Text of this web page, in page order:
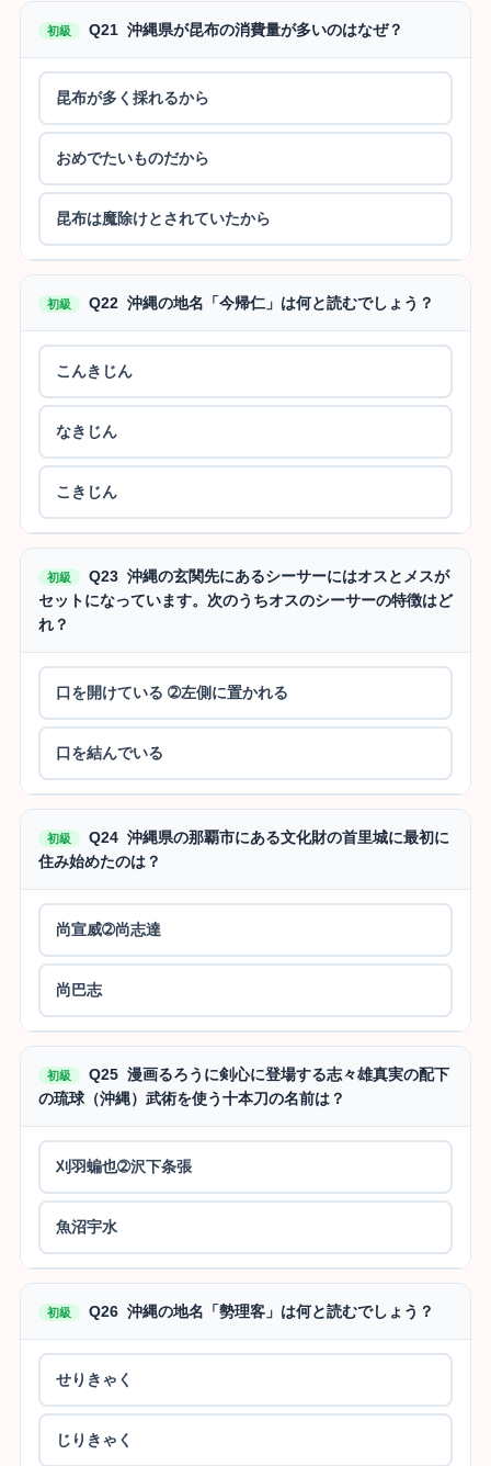
初級 Q21 沖縄県が昆布の消費量が多いのはなぜ？
昆布が多く採れるから
おめでたいものだから
昆布は魔除けとされていたから
初級 Q22 沖縄の地名「今帰仁」は何と読むでしょう？
こんきじん
なきじん
こきじん
初級
Q23 沖縄の玄関先にあるシーサーにはオスとメスが
セットになっています。次のうちオスのシーサーの特徴はど
れ？
口を開けている ➁左側に置かれる
口を結んでいる
初級
Q24 沖縄県の那覇市にある文化財の首里城に最初に
住み始めたのは？
尚宣威➁尚志達
尚巴志
初級
Q25 漫画るろうに剣心に登場する志々雄真実の配下
の琉球（沖縄）武術を使う十本刀の名前は？
刈羽蝙也➁沢下条張
魚沼宇水
初級 Q26 沖縄の地名「勢理客」は何と読むでしょう？
せりきゃく
じりきゃく